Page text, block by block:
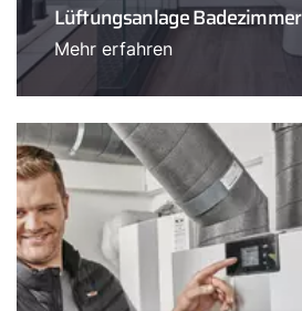
Lüftungsanlage Badezimmer
Mehr erfahren